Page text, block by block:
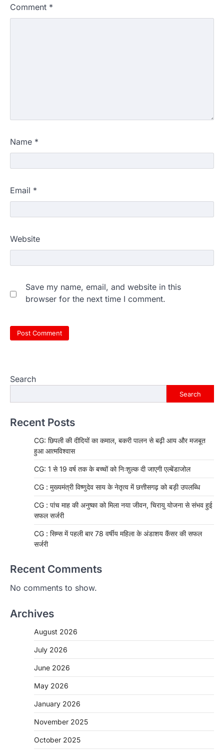
Comment *
Name *
Email *
Website
Save my name, email, and website in this
browser for the next time I comment.
Search
Search
Recent Posts
CG: छिपली की दीदियों का कमाल, बकरी पालन से बढ़ी आय और मजबूत
हुआ आत्मविश्वास
CG: 1 से 19 वर्ष तक के बच्चों को निःशुल्क दी जाएगी एल्बेंडाजोल
CG : मुख्यमंत्री विष्णुदेव साय के नेतृत्व में छत्तीसगढ़ को बड़ी उपलब्धि
CG : पांच माह की अनुष्का को मिला नया जीवन, चिरायु योजना से संभव हुई
सफल सर्जरी
CG : सिम्स में पहली बार 78 वर्षीय महिला के अंडाशय कैंसर की सफल
सर्जरी
Recent Comments
No comments to show.
Archives
August 2026
July 2026
June 2026
May 2026
January 2026
November 2025
October 2025
जाएगी एल्बेंडाजोल
CG : मुख्यमंत्री विष्णुदेव साय के नेतृत्व में
छत्तीसगढ़ को बड़ी उपलब्धि
More Khabar August 7, 2026
रायपुर। मुख्यमंत्री विष्णुदेव साय के नेतृत्व में स्वच्छ ऊर्जा,